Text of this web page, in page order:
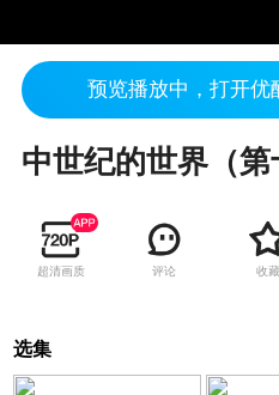
预览播放中，打开优
超清画质 评论 收藏
选集